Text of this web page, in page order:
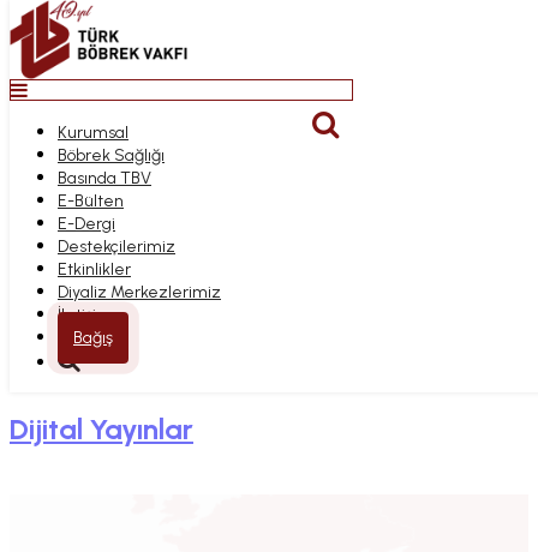
Top
Anasayfa
Kurumsal
Bağış
Böbrek Sağlığı
Basında TBV
E-Bülten
E-Dergi
Destekçilerimiz
Etkinlikler
Diyaliz Merkezlerimiz
İletişim
Kurumsal
Böbrek Sağlığı
Basında TBV
E-Bülten
E-Dergi
Destekçilerimiz
Etkinlikler
Diyaliz Merkezlerimiz
İletişim
Bağış
YAYINLAR
Bireysel Yayınlar
Kurumsal Yayınlar
Dijital Yayınlar